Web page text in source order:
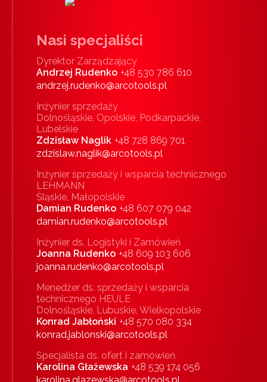
Nasi specjaliści
Dyrektor Zarządzający
Andrzej Rudenko +48 530 786 610
andrzej.rudenko@arcotools.pl
Inżynier sprzedaży
Dolnośląskie, Opolskie, Podkarpackie,
Lubelskie
Zdzisław Naglik +48 728 869 701
zdzislaw.naglik@arcotools.pl
Inżynier sprzedaży i wsparcia technicznego
LEHMANN
Śląskie, Małopolskie
Damian Rudenko +48 607 079 042
damian.rudenko@arcotools.pl
Inżynier ds. Logistyki i Zamówień
Joanna Rudenko +48 609 103 606
joanna.rudenko@arcotools.pl
Menedżer ds. sprzedaży i wsparcia
technicznego HEULE
Dolnośląskie, Lubuskie, Wielkopolskie
Konrad Jabłoński +48 570 080 334
konrad.jablonski@arcotools.pl
Specjalista ds. ofert i zamówień
Karolina Głażewska +48 539 174 056